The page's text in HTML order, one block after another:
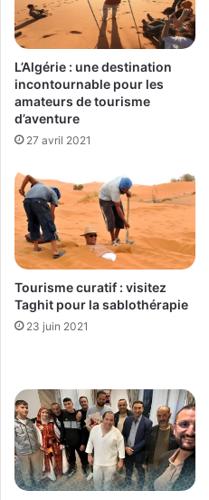
L’Algérie : une destination
incontournable pour les
amateurs de tourisme
d’aventure
27 avril 2021
Tourisme curatif : visitez
Taghit pour la sablothérapie
23 juin 2021